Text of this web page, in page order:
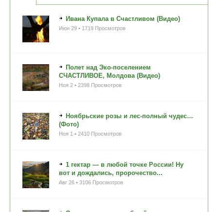
Ивана Купала в Счастливом (Видео)
Июн 29 • 1719 Просмотров
Полет над Эко-поселением
СЧАСТЛИВОЕ, Молдова (Видео)
Ноя 2 • 2398 Просмотров
Ноябрьские розы и лес-полный чудес…
(Фото)
Ноя 1 • 2410 Просмотров
1 гектар — в любой точке России! Ну
вот и дождались, пророчество...
Авг 26 • 3106 Просмотров